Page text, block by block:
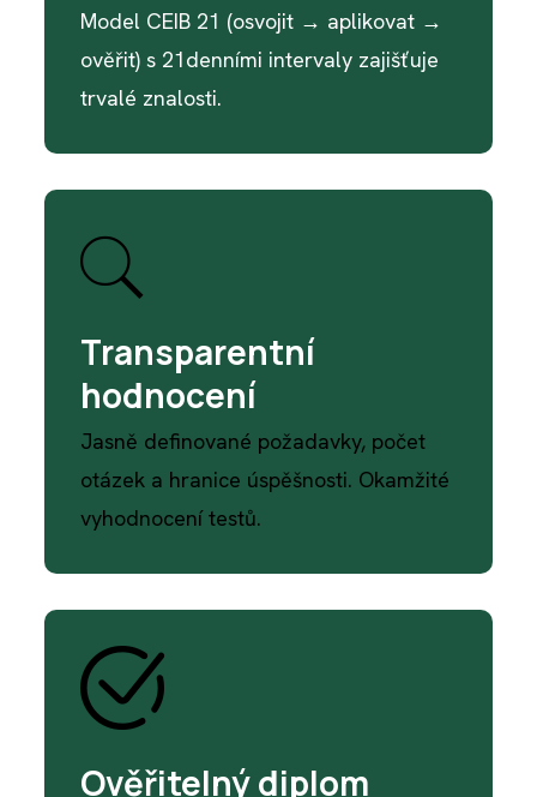
Model CEIB 21 (osvojit → aplikovat →
ověřit) s 21denními intervaly zajišťuje
trvalé znalosti.
Transparentní
hodnocení
Jasně definované požadavky, počet
otázek a hranice úspěšnosti. Okamžité
vyhodnocení testů.
Ověřitelný diplom